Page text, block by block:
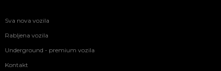
Sva nova vozila
Rabljena vozila
Underground - premium vozila
Kontakt